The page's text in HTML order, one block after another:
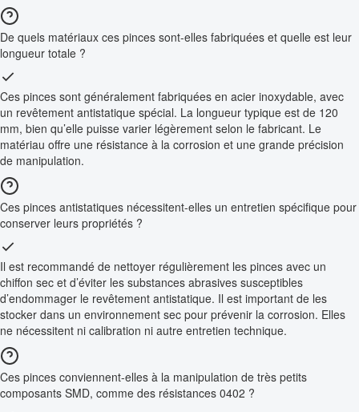
De quels matériaux ces pinces sont-elles fabriquées et quelle est leur
longueur totale ?
Ces pinces sont généralement fabriquées en acier inoxydable, avec
un revêtement antistatique spécial. La longueur typique est de 120
mm, bien qu’elle puisse varier légèrement selon le fabricant. Le
matériau offre une résistance à la corrosion et une grande précision
de manipulation.
Ces pinces antistatiques nécessitent-elles un entretien spécifique pour
conserver leurs propriétés ?
Il est recommandé de nettoyer régulièrement les pinces avec un
chiffon sec et d’éviter les substances abrasives susceptibles
d’endommager le revêtement antistatique. Il est important de les
stocker dans un environnement sec pour prévenir la corrosion. Elles
ne nécessitent ni calibration ni autre entretien technique.
Ces pinces conviennent-elles à la manipulation de très petits
composants SMD, comme des résistances 0402 ?